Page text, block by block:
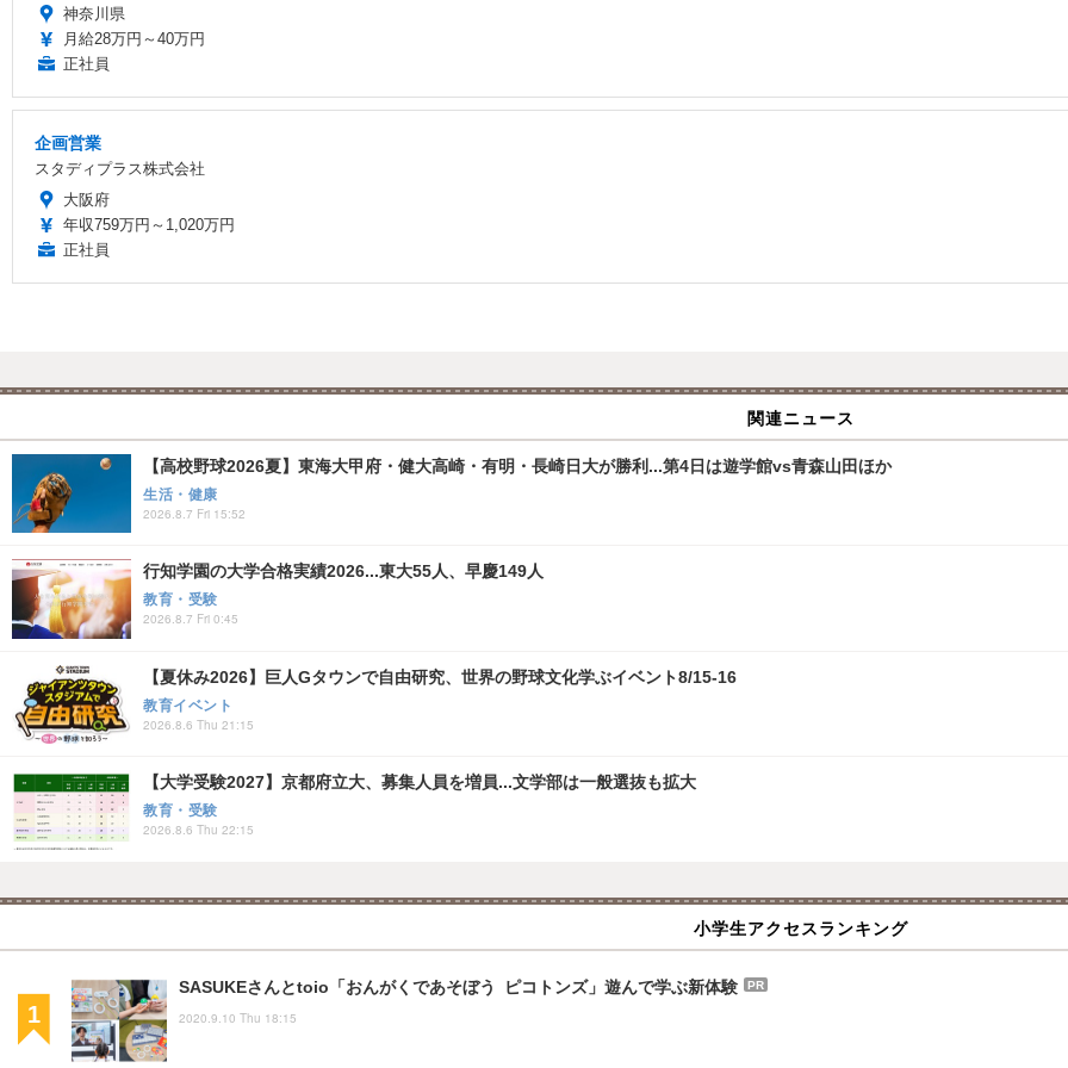
神奈川県
月給28万円～40万円
正社員
企画営業
スタディプラス株式会社
大阪府
年収759万円～1,020万円
正社員
関連ニュース
【高校野球2026夏】東海大甲府・健大高崎・有明・長崎日大が勝利...第4日は遊学館vs青森山田ほか
生活・健康
2026.8.7 Fri 15:52
行知学園の大学合格実績2026...東大55人、早慶149人
教育・受験
2026.8.7 Fri 0:45
【夏休み2026】巨人Gタウンで自由研究、世界の野球文化学ぶイベント8/15-16
教育イベント
2026.8.6 Thu 21:15
【大学受験2027】京都府立大、募集人員を増員...文学部は一般選抜も拡大
教育・受験
2026.8.6 Thu 22:15
小学生アクセスランキング
SASUKEさんとtoio「おんがくであそぼう ピコトンズ」遊んで学ぶ新体験 PR
2020.9.10 Thu 18:15